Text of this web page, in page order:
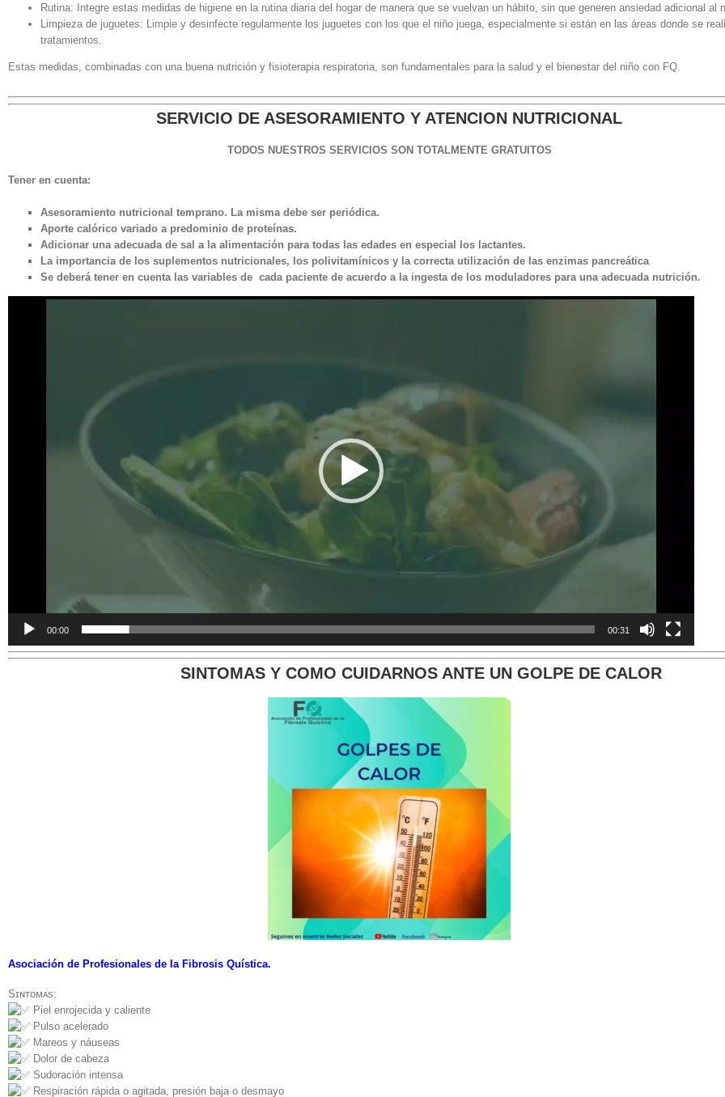
Rutina: Integre estas medidas de higiene en la rutina diaria del hogar de manera que se vuelvan un hábito, sin que generen ansiedad adicional al
Limpieza de juguetes: Limpie y desinfecte regularmente los juguetes con los que el niño juega, especialmente si están en las áreas donde se
tratamientos.
Estas medidas, combinadas con una buena nutrición y fisioterapia respiratoria, son fundamentales para la salud y el bienestar del niño con FQ.
SERVICIO DE ASESORAMIENTO Y ATENCION NUTRICIONAL
TODOS NUESTROS SERVICIOS SON TOTALMENTE GRATUITOS
Tener en cuenta:
Asesoramiento nutricional temprano. La misma debe ser periódica.
Aporte calórico variado a predominio de proteínas.
Adicionar una adecuada de sal a la alimentación para todas las edades en especial los lactantes.
La importancia de los suplementos nutricionales, los polivitamínicos y la correcta utilización de las enzimas pancreática
Se deberá tener en cuenta las variables de cada paciente de acuerdo a la ingesta de los moduladores para una adecuada nutrición.
Reproductor
00:00 00:31
SINTOMAS Y COMO CUIDARNOS ANTE UN GOLPE DE CALOR
Asociación de Profesionales de la Fibrosis Quística.
Sɪɴᴛᴏᴍᴀs:
Piel enrojecida y caliente
Pulso acelerado
Mareos y náuseas
Dolor de cabeza
Sudoración intensa
Respiración rápida o agitada, presión baja o desmayo